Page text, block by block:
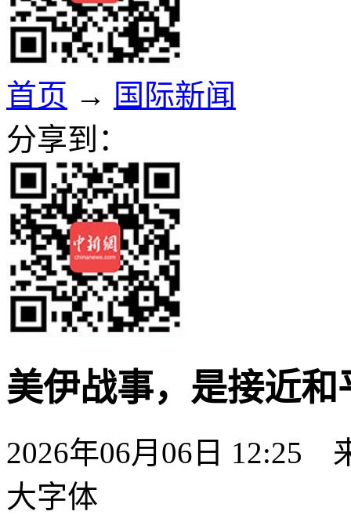
首页 → 国际新闻
分享到：
美伊战事，是接近
2026年06月06日 12:25
大字体